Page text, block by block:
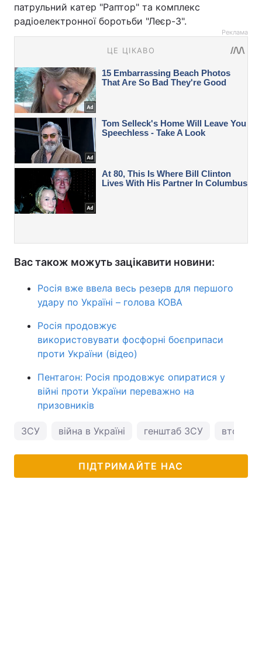
патрульний катер "Раптор" та комплекс
радіоелектронної боротьби "Леєр-3".
Реклама
Вас також можуть зацікавити новини:
Росія вже ввела весь резерв для першого
удару по Україні – голова КОВА
Росія продовжує
використовувати фосфорні боєприпаси
проти України (відео)
Пентагон: Росія продовжує опиратися у
війні проти України переважно на
призовників
ЗСУ війна в Україні генштаб ЗСУ
ПІДТРИМАЙТЕ НАС